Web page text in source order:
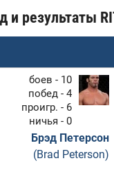
и результаты
боев - 10
побед - 4
проигр. - 6
ничья - 0
Брэд Петерсон
(Brad Peterson)